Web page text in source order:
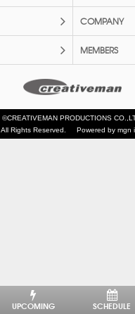
COMPANY
MEMBERS
©CREATIVEMAN PRODUCTIONS
All Rights Reserved.
Powered by mgn
UPCOMING SCHEDULE